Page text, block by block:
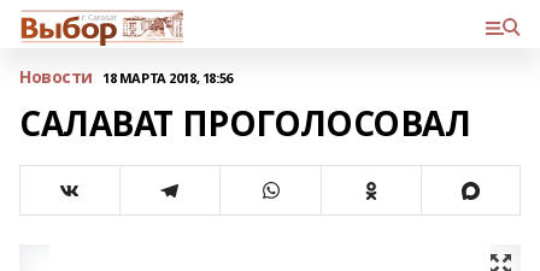
Новости 18 МАРТА 2018, 18:56
САЛАВАТ ПРОГОЛОСОВАЛ